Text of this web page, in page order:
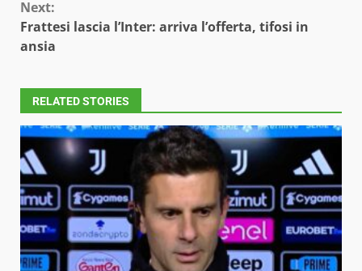
Next:
Frattesi lascia l’Inter: arriva l’offerta, tifosi in
ansia
RELATED STORIES